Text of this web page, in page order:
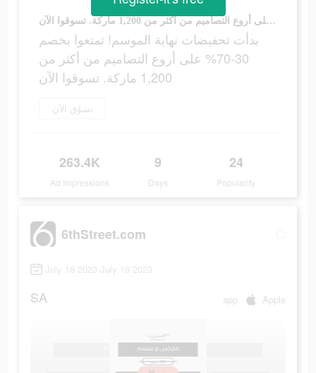
بدأت تحفيضات نهاية الموسم! تمتعوا بخصم 30-70% على أروع التصاميم من أكثر من 1,200 ماركة. تسوقوا الآن
بدأت تحفيضات نهاية الموسم! تمتعوا بخصم
30-70% على أروع التصاميم من أكثر من
1,200 ماركة. تسوقوا الآن
تسوَّق الآن
263.4K
Ad Impressions
9
Days
24
Popularity
6thStreet.com
July 16 2023-July 16 2023
SA app Apple